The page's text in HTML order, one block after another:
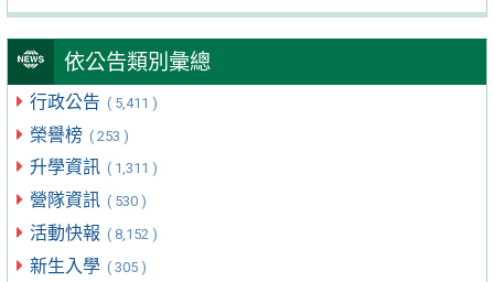
依公告類別彙總
行政公告 ( 5,411 )
榮譽榜 ( 253 )
升學資訊 ( 1,311 )
營隊資訊 ( 530 )
活動快報 ( 8,152 )
新生入學 ( 305 )